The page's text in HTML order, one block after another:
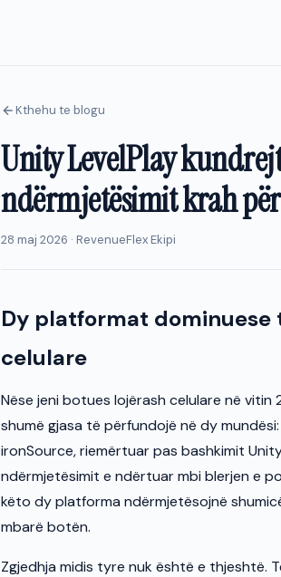
Kthehu te blogu
Unity LevelPlay
ndërmjetësimit krah
28 maj 2026 · RevenueFlex Ekipi
Dy platformat
celulare
Nëse jeni botues lojërash celulare në
shumë gjasa të përfundojë në dy mundësi:
ironSource, riemërtuar pas bashkimit
ndërmjetësimit e ndërtuar mbi blerjen e
këto dy platforma ndërmjetësojnë
mbarë botën.
Zgjedhja midis tyre nuk është e thjeshtë.